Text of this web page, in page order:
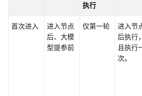
问
执行
首次进入
进入节点
后、大模
型提参前
仅第一轮
进入节
后执行，
且执行
次。